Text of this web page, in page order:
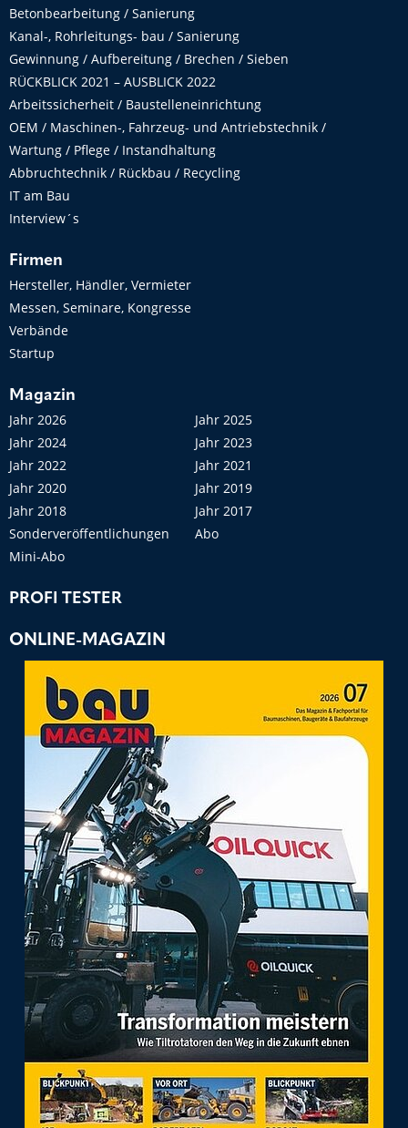
Betonbearbeitung / Sanierung
Kanal-, Rohrleitungs- bau / Sanierung
Gewinnung / Aufbereitung / Brechen / Sieben
RÜCKBLICK 2021 – AUSBLICK 2022
Arbeitssicherheit / Baustelleneinrichtung
OEM / Maschinen-, Fahrzeug- und Antriebstechnik /
Wartung / Pflege / Instandhaltung
Abbruchtechnik / Rückbau / Recycling
IT am Bau
Interview´s
Firmen
Hersteller, Händler, Vermieter
Messen, Seminare, Kongresse
Verbände
Startup
Magazin
Jahr 2026
Jahr 2025
Jahr 2024
Jahr 2023
Jahr 2022
Jahr 2021
Jahr 2020
Jahr 2019
Jahr 2018
Jahr 2017
Sonderveröffentlichungen
Abo
Mini-Abo
PROFI TESTER
ONLINE-MAGAZIN